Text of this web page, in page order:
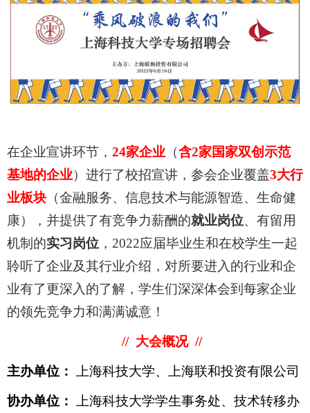
在企业宣讲环节， 24家企业 （含2家国家双创示范
基地的企业）进行了校招宣讲，参会企业覆盖3大行
业板块（金融服务、信息技术与能源智造、生命健
康），并提供了有竞争力薪酬的就业岗位、有留用
机制 的实习岗位 ， 2022应届毕业生和在校学生一起
聆听了企业及其行业介绍，对所要进入的行业和企
业有了更深入的了解，学生们深深体会到每家企业
的领先竞争力和满满诚意！
// 大会概况 //
主办单位： 上海科技大学、上海联和投资有限公司
协办单位： 上海科技大学学生事务处、技术转移办